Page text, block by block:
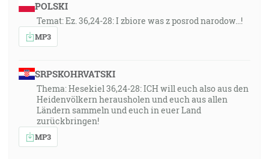
POLSKI
Temat: Ez. 36,24-28: I zbiore was z posrod narodow...!
MP3
SRPSKOHRVATSKI
Thema: Hesekiel 36,24-28: ICH will euch also aus den
Heidenvölkern herausholen und euch aus allen
Ländern sammeln und euch in euer Land
zurückbringen!
MP3